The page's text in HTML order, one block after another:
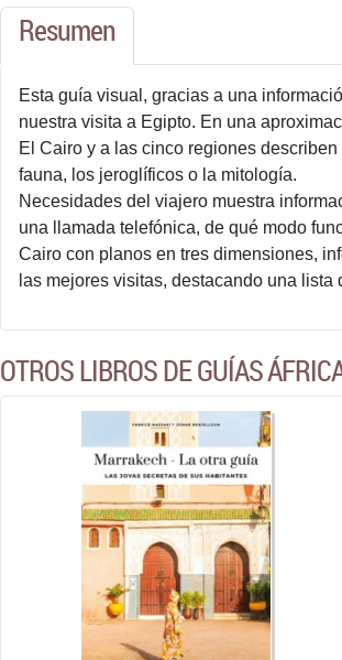
Resumen
Esta guía visual, gracias a una
nuestra visita a Egipto. En una
El Cairo y a las cinco regiones
fauna, los jeroglíficos o la mitología.
Necesidades del viajero muestra
una llamada telefónica, de qué modo
Cairo con planos en tres dimensiones,
las mejores visitas, destacando una
OTROS LIBROS DE GUÍAS